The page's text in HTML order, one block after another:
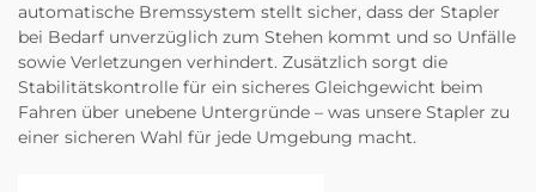
automatische Bremssystem stellt sicher, dass der Stapler
bei Bedarf unverzüglich zum Stehen kommt und so Unfälle
sowie Verletzungen verhindert. Zusätzlich sorgt die
Stabilitätskontrolle für ein sicheres Gleichgewicht beim
Fahren über unebene Untergründe – was unsere Stapler zu
einer sicheren Wahl für jede Umgebung macht.